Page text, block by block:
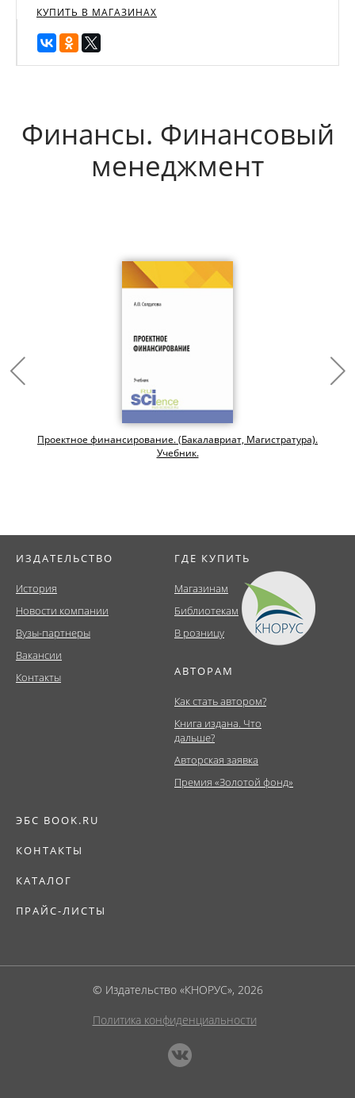
КУПИТЬ В МАГАЗИНАХ
Финансы. Финансовый
менеджмент
Проектное финансирование. (Бакалавриат, Магистратура).
Учебник.
ИЗДАТЕЛЬСТВО
История
Новости компании
Вузы-партнеры
Вакансии
Контакты
ГДЕ КУПИТЬ
Магазинам
Библиотекам
В розницу
АВТОРАМ
Как стать автором?
Книга издана. Что
дальше?
Авторская заявка
Премия «Золотой фонд»
ЭБС BOOK.RU
КОНТАКТЫ
КАТАЛОГ
ПРАЙС-ЛИСТЫ
© Издательство «КНОРУС», 2026
Политика конфиденциальности